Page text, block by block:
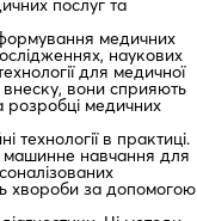
медичних
наукових
для медичної
внеску, вони сприяють
розробці медичних
технології в практиці.
машинне навчання для
хвороби за допомогою